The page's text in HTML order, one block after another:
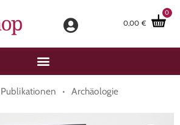
0,00 €
0
Publikationen · Archäologie